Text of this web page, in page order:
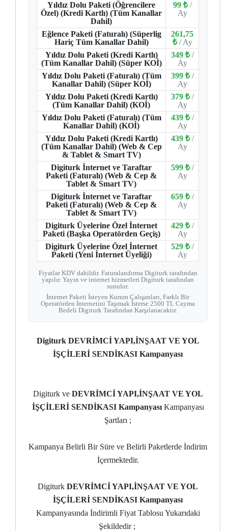
Yıldız Dolu Paketi (Öğrencilere
Özel) (Kredi Kartlı) (Tüm Kanallar
Dahil)
99 ₺ /
Ay
Eğlence Paketi (Faturalı) (Süperlig
Hariç Tüm Kanallar Dahil)
261,75
₺ / Ay
Yıldız Dolu Paketi (Kredi Kartlı)
(Tüm Kanallar Dahil) (Süper KOİ)
349 ₺ /
Ay
Yıldız Dolu Paketi (Faturalı) (Tüm
Kanallar Dahil) (Süper KOİ)
399 ₺ /
Ay
Yıldız Dolu Paketi (Kredi Kartlı)
(Tüm Kanallar Dahil) (KOİ)
379 ₺ /
Ay
Yıldız Dolu Paketi (Faturalı) (Tüm
Kanallar Dahil) (KOİ)
439 ₺ /
Ay
Yıldız Dolu Paketi (Kredi Kartlı)
(Tüm Kanallar Dahil) (Web & Cep
& Tablet & Smart TV)
439 ₺ /
Ay
Digiturk İnternet ve Taraftar
Paketi (Faturalı) (Web & Cep &
Tablet & Smart TV)
599 ₺ /
Ay
Digiturk İnternet ve Taraftar
Paketi (Faturalı) (Web & Cep &
Tablet & Smart TV)
659 ₺ /
Ay
Digiturk Üyelerine Özel İnternet
Paketi (Başka Operatörden Geçiş)
429 ₺ /
Ay
Digiturk Üyelerine Özel İnternet
Paketi (Yeni İnternet Üyeliği)
529 ₺ /
Ay
Fiyatlar KDV dahildir. Faturalandırma Digiturk tarafından
yapılır. Yayın ve internet hizmetleri Digiturk tarafından
sunulur.
İnternet Paketi İsteyen Kurum Çalışanları, Farklı Bir
Operatörden İnternetini Taşımak İsterse 2500 TL Cayma
Bedeli Digiturk Tarafından Karşılanacaktır.
Digiturk DEVRİMCİ YAPI,İNŞAAT VE YOL
İŞÇİLERİ SENDİKASI Kampanyası
Digiturk ve DEVRİMCİ YAPI,İNŞAAT VE YOL
İŞÇİLERİ SENDİKASI KampanyasıKampanyası
Şartları ;
Kampanya Belirli Bir Süre ve Belirli Paketlerde İndirim
İçermektedir.
Digiturk DEVRİMCİ YAPI,İNŞAAT VE YOL
İŞÇİLERİ SENDİKASI Kampanyası
Kampanyasında İndirimli Fiyat Tablosu Yukarıdaki
Şekildedir ;